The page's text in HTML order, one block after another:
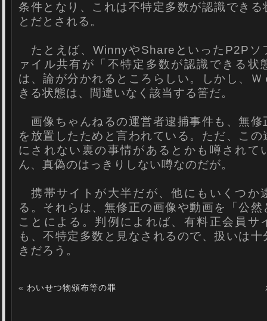
条件となり、これは不特定多数が認識できる
とだとされる。
たとえば、WinnyやShareといったP2Pソ
ァイル共有が「不特定多数が認識できる状
は、論が分かれるところらしい。しかし、Ｗ
きる状態は、間違いなく該当する筈だ。
画像ちゃんねるの運営者逮捕事件も、無修
を放置したためと言われている。ただ、この
にされない裏の事情があるとかも噂されて
ん、真偽のはっきりしない噂なのだが。
携帯サイトが大半だが、他にもいくつか
る。それらは、無修正の画像や動画を「公然
ことによる。判例によれば、有料正会員サ
も、不特定多数と見なされるので、扱いは十
きだろう。
« わいせつ物頒布等の罪